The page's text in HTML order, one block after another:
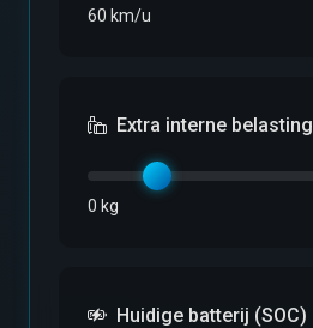
60 km/u
Extra interne belasting
0 kg
Huidige batterij (SOC)